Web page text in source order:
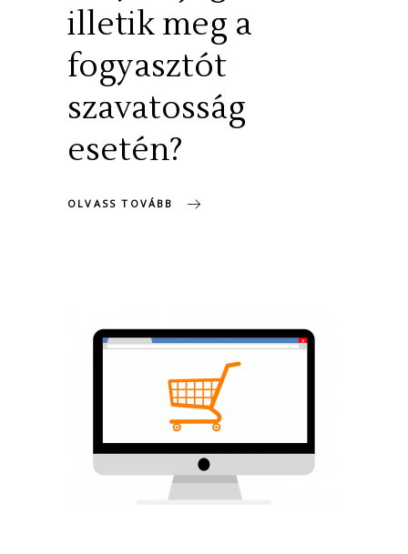
illetik meg a
fogyasztót
szavatosság
esetén?
OLVASS TOVÁBB